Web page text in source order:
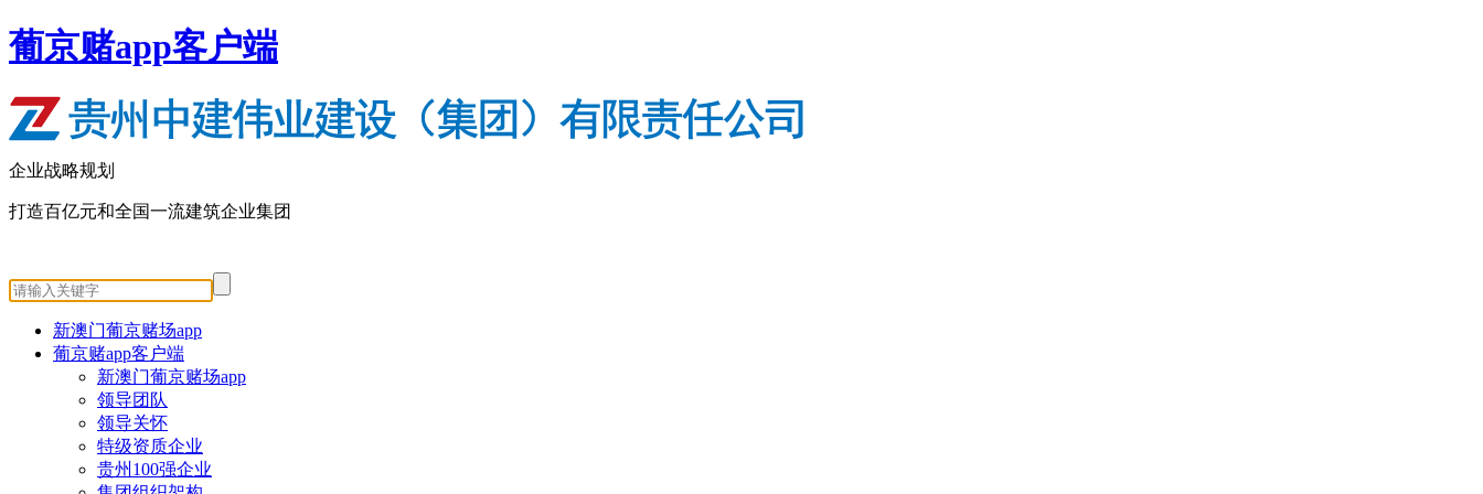
葡京赌app客户端
企业战略规划
打造百亿元和全国一流建筑企业集团
新澳门葡京赌场app
葡京赌app客户端
新澳门葡京赌场app
领导团队
领导关怀
特级资质企业
贵州100强企业